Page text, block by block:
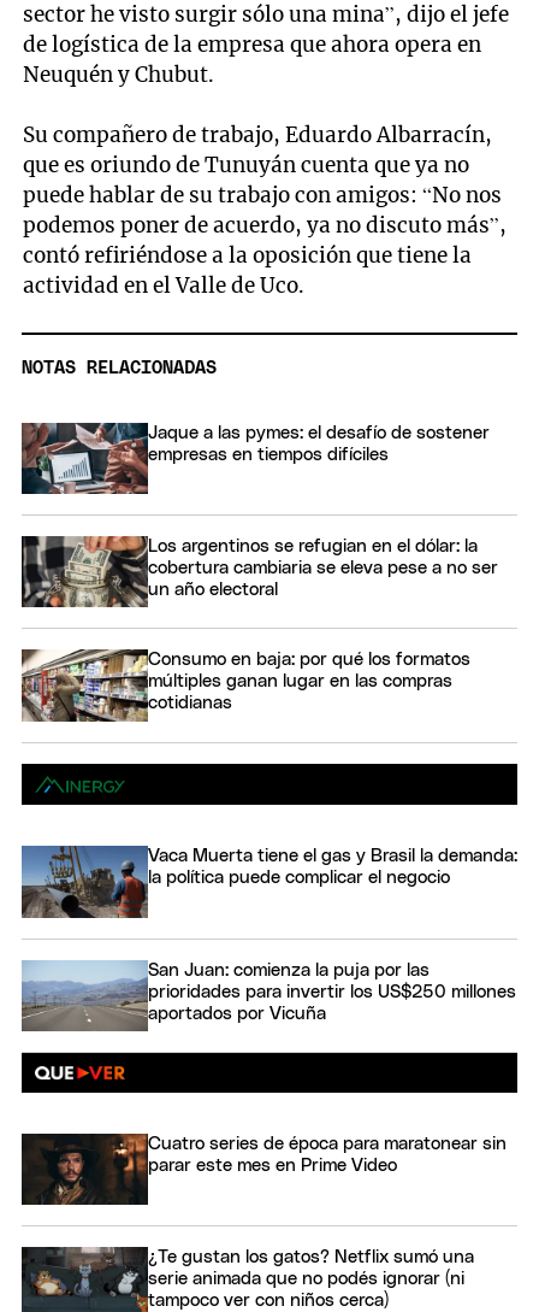
sector he visto surgir sólo una mina”, dijo el jefe
de logística de la empresa que ahora opera en
Neuquén y Chubut.
Su compañero de trabajo, Eduardo Albarracín,
que es oriundo de Tunuyán cuenta que ya no
puede hablar de su trabajo con amigos: “No nos
podemos poner de acuerdo, ya no discuto más”,
contó refiriéndose a la oposición que tiene la
actividad en el Valle de Uco.
NOTAS RELACIONADAS
Jaque a las pymes: el desafío de sostener
empresas en tiempos difíciles
Los argentinos se refugian en el dólar: la
cobertura cambiaria se eleva pese a no ser
un año electoral
Consumo en baja: por qué los formatos
múltiples ganan lugar en las compras
cotidianas
Vaca Muerta tiene el gas y Brasil la demanda:
la política puede complicar el negocio
San Juan: comienza la puja por las
prioridades para invertir los US$250 millones
aportados por Vicuña
Cuatro series de época para maratonear sin
parar este mes en Prime Video
¿Te gustan los gatos? Netflix sumó una
serie animada que no podés ignorar (ni
tampoco ver con niños cerca)